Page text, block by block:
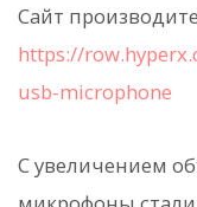
Сайт
https://
usb-microphone
С увеличением